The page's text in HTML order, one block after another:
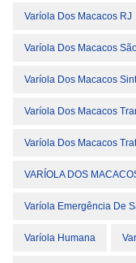
Varíola Dos Macacos RJ
Varíola Dos Macacos
Varíola Dos Macacos
Varíola Dos Macacos
Varíola Dos Macacos
VARÍOLA DOS
Varíola Emergência De
Varíola Humana